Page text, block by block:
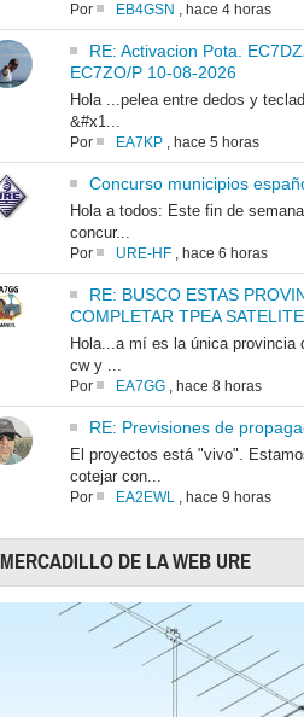
Por EB4GSN , hace 4 horas
RE: Activacion Pota.
EC7ZO/P 10-08-2026
Hola ...pelea entre dedos y
&#x1...
Por EA7KP, hace 5 horas
Concurso municipios
Hola a todos: Este fin de
concur...
Por URE-HF, hace 6 horas
RE: BUSCO ESTAS
COMPLETAR TPEA SATELITE
Hola...a mí es la única provincia
cw y ...
Por EA7GG, hace 8 horas
RE: Previsiones de
El proyectos está "vivo".
cotejar con...
Por EA2EWL, hace 9 horas
MERCADILLO DE LA WEB URE